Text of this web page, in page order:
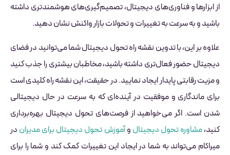
از ابزارها و فناوری‌های دیجیتال، تصمیم‌گیری‌های هوشمندتری داشته
باشید و به سرعت به تغییرات و تحولات بازار واکنش نشان دهید.
علاوه بر این، با تدوین نقشه راه تحول دیجیتال شما می‌توانید در فضای
دیجیتال حضور فعال‌تری داشته باشید، مخاطبان بیشتری را جذب کنید
و مزیت رقابتی پایدار ایجاد نمایید. در حقیقت، این نقشه راه کلیدی است
برای ماندگاری و موفقیت در آینده‌ای که به سرعت در حال دیجیتالی
شدن است. اگر می‌خواهید از فرصت‌های تحول دیجیتال بهره‌برداری
کنید،مشاوره تحول دیجیتال وآموزش‌ تحول دیجیتال برای مدیران در
میراکام می‌تواند به شما در ایجاد این تغییرات کمک کند و شما را برای